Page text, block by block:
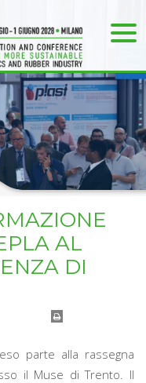
AL
DI
parte alla rassegna
il Muse di Trento. Il